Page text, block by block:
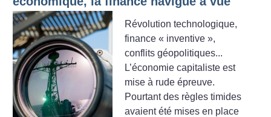
Révolution technologique,
finance « inventive »,
conflits géopolitiques...
L’économie capitaliste est
mise à rude épreuve.
Pourtant des règles timides
avaient été mises en place